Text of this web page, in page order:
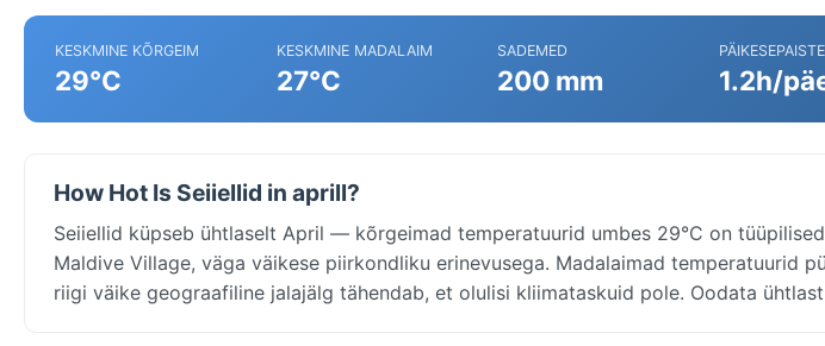
KESKMINE KÕRGEIM
29°C
KESKMINE MADALAIM
27°C
SADEMED
200 mm
PÄIKESEPAISTE
1.2h/
How Hot Is Seiiellid in aprill?
Seiiellid küpseb ühtlaselt April — kõrgeimad temperatuurid umbes 29°C on
Maldive Village, väga väikese piirkondliku erinevusega. Madalaimad temperatuurid
riigi väike geograafiline jalajälg tähendab, et olulisi kliimataskuid pole. Oodata